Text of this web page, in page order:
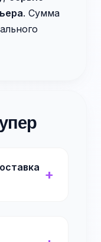
. Сумма